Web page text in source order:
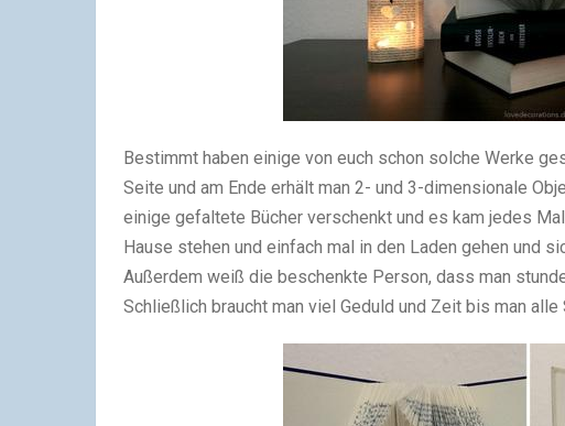
Bestimmt haben einige von euch schon solche Werke
Seite und am Ende erhält man 2- und 3-dimensionale
einige gefaltete Bücher verschenkt und es kam jedes
Hause stehen und einfach mal in den Laden gehen und
Außerdem weiß die beschenkte Person, dass man
Schließlich braucht man viel Geduld und Zeit bis man